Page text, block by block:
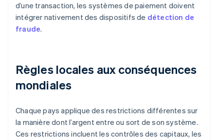
d’une transaction, les systèmes de paiement doivent
intégrer nativement des dispositifs de détection de
fraude.
Règles locales aux conséquences
mondiales
Chaque pays applique des restrictions différentes sur
la manière dont l’argent entre ou sort de son système.
Ces restrictions incluent les contrôles des capitaux, les